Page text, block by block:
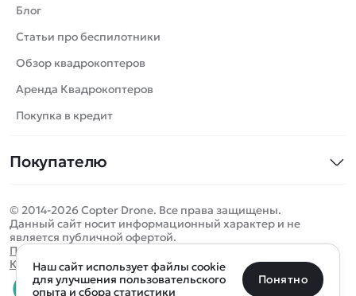
Вертолеты
Катера
Роботы
Самолеты
Сборные модели
Спецтехника
Игрушки
Запчасти для моделей
Бренды
Блог
Статьи про беспилотники
Обзор квадрокоптеров
Аренда Квадрокоптеров
Покупка в кредит
Покупателю
Оплата и доставка
Помощь
Отследить заказ
© 2014-2026 Copter Drone. Все права защищены.
Данный сайт носит информационный характер и не
является публичной офертой.
Политика конфиденциальности
Карта сайта
Определить местоположение
Санкт-Петербург Москва Майкоп Уфа
Наш сайт использует файлы cookie
для улучшения пользовательского
опыта и сбора статистики
Понятно